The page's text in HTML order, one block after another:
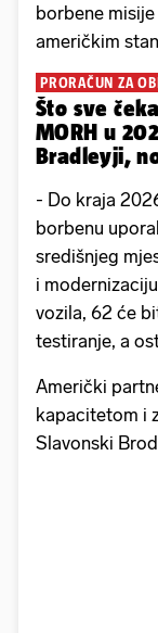
borbene
američkim
PRORAČUN ZA
Što sve
MORH u
Bradleyji,
- Do kraja
borbenu
središnjeg
i
vozila, 62 će
testiranje, a
Američki
kapacitetom i
Slavonski